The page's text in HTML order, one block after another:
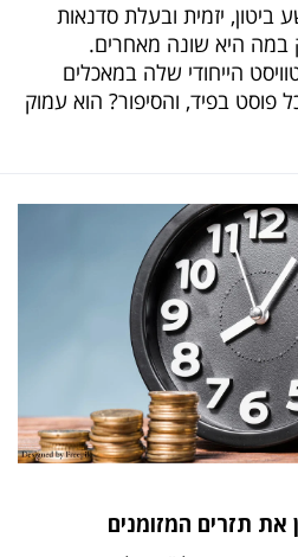
יזמית ובעלת סדנאות
במה היא שונה מאחרים.
הייחודי שלה במאכלים
פוסט בפיד, והסיפור? הוא עמוק
תזרים המזומנים